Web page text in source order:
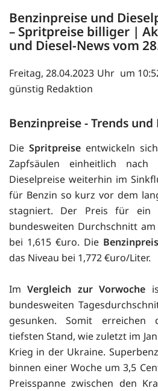
Benzinpreise und
– Spritpreise billiger |
und Diesel-News vom
Freitag, 28.04.2023
um
günstig Redaktion
Benzinpreise - Trends und
Die Spritpreiseentwickeln
Zapfsäulen einheitlich
Dieselpreise weiterhin im
für Benzin so kurz vor dem
stagniert. Der Preis für ein
bundesweiten Durchschnitt
bei 1,615 €uro. Die
das Niveau bei 1,772 €uro/Liter.
ImVergleich zur Vorwoche
bundesweiten
gesunken. Somit erreichen
tiefsten Stand, wie zuletzt im
Krieg in der Ukraine.
binnen einer Woche um 3,5
Preisspanne zwischen den